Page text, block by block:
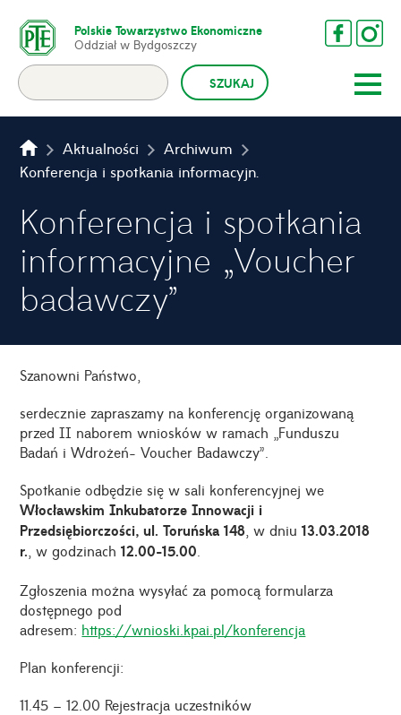
Polskie Towarzystwo Ekonomiczne
Oddział w Bydgoszczy
Aktualności
Archiwum
Konferencja i spotkania informacyjne „Voucher badawczy”
Konferencja i spotkania
informacyjne „Voucher
badawczy”
Szanowni Państwo,
serdecznie zapraszamy na konferencję organizowaną
przed II naborem wniosków w ramach „Funduszu
Badań i Wdrożeń- Voucher Badawczy”.
Spotkanie odbędzie się w sali konferencyjnej we
Włocławskim Inkubatorze Innowacji i
Przedsiębiorczości, ul. Toruńska 148 , w dniu13.03.2018
r. , w godzinach12.00-15.00
Zgłoszenia można wysyłać za pomocą formularza
dostępnego pod
adresem: https://wnioski.kpai.pl/konferencja
Plan konferencji:
11.45 – 12.00 Rejestracja uczestników